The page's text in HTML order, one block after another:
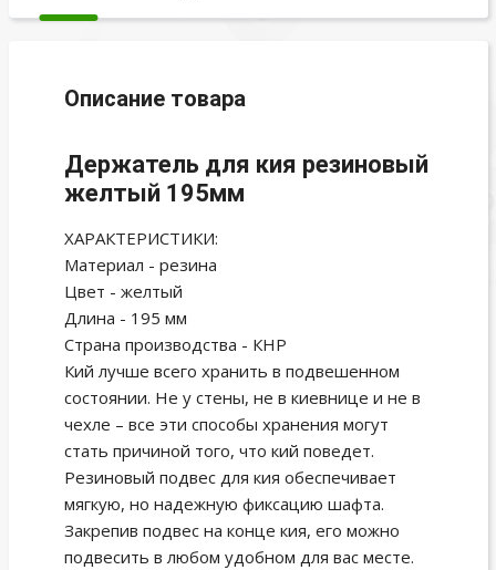
Описание товара
Держатель для кия резиновый
желтый 195мм
ХАРАКТЕРИСТИКИ:
Материал - резина
Цвет - желтый
Длина - 195 мм
Страна производства - КНР
Кий лучше всего хранить в подвешенном
состоянии. Не у стены, не в киевнице и не в
чехле – все эти способы хранения могут
стать причиной того, что кий поведет.
Резиновый подвес для кия обеспечивает
мягкую, но надежную фиксацию шафта.
Закрепив подвес на конце кия, его можно
подвесить в любом удобном для вас месте.